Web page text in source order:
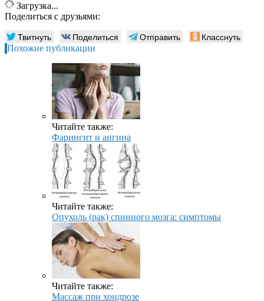
Загрузка...
Поделиться с друзьями:
Твитнуть Поделиться Отправить Класснуть
Похожие публикации
Читайте также:
Фарингит и ангина
Читайте также:
Опухоль (рак) спинного мозга: симптомы
Читайте также:
Массаж при хондрозе